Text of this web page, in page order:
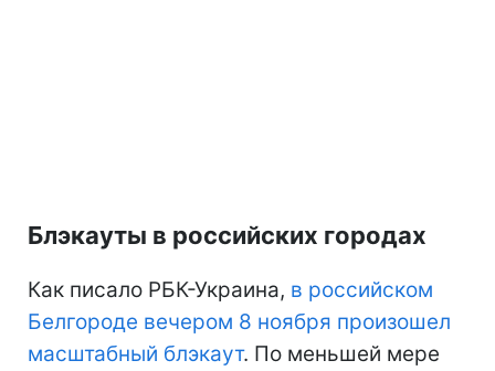
Блэкауты в российских городах
Как писало РБК-Украина, в российском
Белгороде вечером 8 ноября произошел
масштабный блэкаут. По меньшей мере